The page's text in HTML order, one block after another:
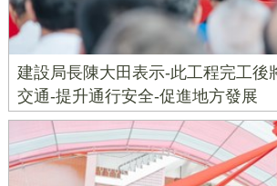
建設局長陳大田表示-此工程完工後
交通-提升通行安全-促進地方發展